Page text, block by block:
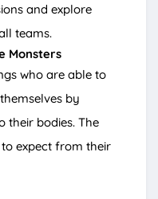
and explore
teams.
Monsters
who are able to
by
their bodies. The
expect from their